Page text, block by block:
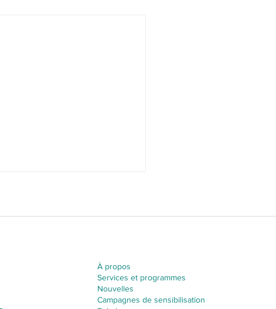
bien-être gratuites
les filles de la 7e à la 12e
À propos
Services et programmes
Nouvelles
Campagnes de sensibilisation